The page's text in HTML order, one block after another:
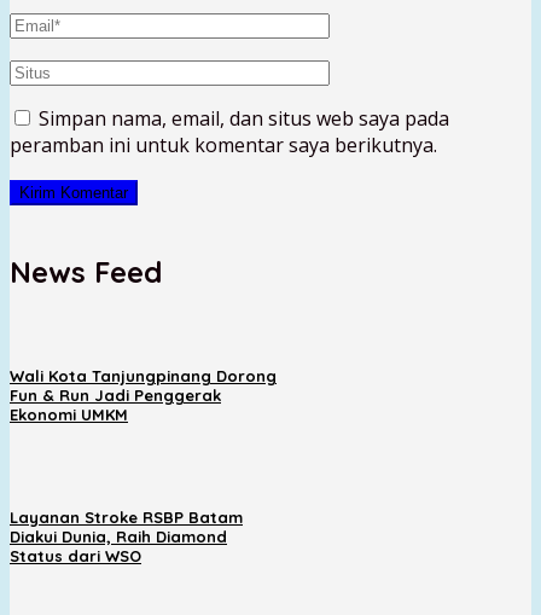
Simpan nama, email, dan situs web saya pada
peramban ini untuk komentar saya berikutnya.
News Feed
Wali Kota Tanjungpinang Dorong
Fun & Run Jadi Penggerak
Ekonomi UMKM
Layanan Stroke RSBP Batam
Diakui Dunia, Raih Diamond
Status dari WSO